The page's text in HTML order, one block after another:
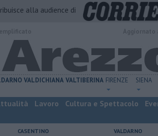
alla audience di
VALDICHIANA VALTIBERINA FIRENZE SIENA
Lavoro Cultura e Spettacolo
CASENTINO VALDARNO